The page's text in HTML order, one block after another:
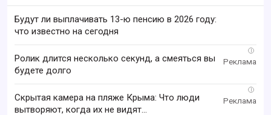
Будут ли выплачивать 13-ю пенсию в 2026 году:
что известно на сегодня
i
Ролик длится несколько секунд, а смеяться вы
будете долго
i
Скрытая камера на пляже Крыма: Что люди
вытворяют, когда их не видят...